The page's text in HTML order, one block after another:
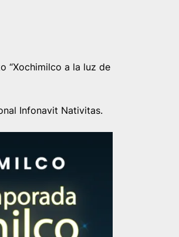
“Xochimilco a la luz de
Infonavit Nativitas.